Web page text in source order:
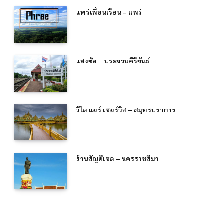
แพร่เพื่อนเรียน – แพร่
แสงชัย – ประจวบคีรีขันธ์
วิไล แอร์ เซอร์วิส – สมุทรปราการ
ร้านสัญดีเซล – นครราชสีมา